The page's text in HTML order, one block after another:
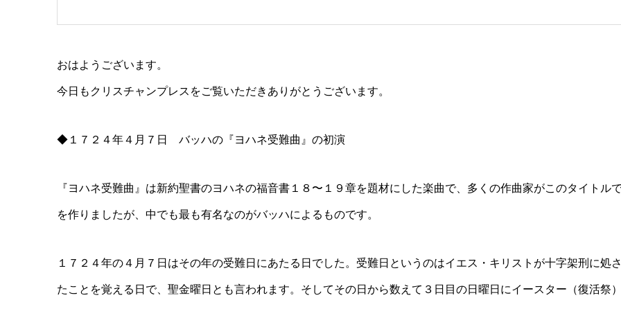
おはようございます。
今日もクリスチャンプレスをご覧いただきありがとうございます。
◆１７２４年４月７日 バッハの『ヨハネ受難曲』の初演
『ヨハネ受難曲』は新約聖書のヨハネの福音書１８〜１９章を題材にした楽曲で、多くの作曲家がこのタイトル
を作りましたが、中でも最も有名なのがバッハによるものです。
１７２４年の４月７日はその年の受難日にあたる日でした。受難日というのはイエス・キリストが十字架刑に処
たことを覚える日で、聖金曜日とも言われます。そしてその日から数えて３日目の日曜日にイースター（復活祭